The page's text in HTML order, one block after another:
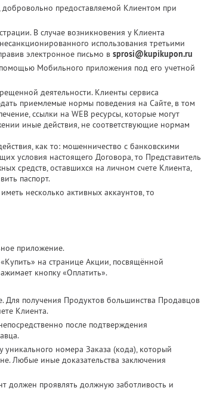
добровольно предоставляемой Клиентом при
В случае возникновения у Клиента
использования третьими
электронное письмо в sprosi@kupikupon.ru
помощью Мобильного приложения под его учетной
деятельности. Клиенты сервиса
приемлемые нормы поведения на Сайте, в том
ссылки на WEB ресурсы, которые могут
иные действия, не соответствующие нормам
как то: мошенничество с банковскими
условия настоящего Договора, то Представитель
средств, оставшихся на личном счете Клиента,
паспорт.
несколько активных аккаунтов, то
приложение.
на странице Акции, посвящённой
кнопку «Оплатить».
Для получения Продуктов большинства Продавцов
Клиента.
после подтверждения
номера Заказа (кода), который
Любые иные доказательства заключения
должен проявлять должную заботливость и